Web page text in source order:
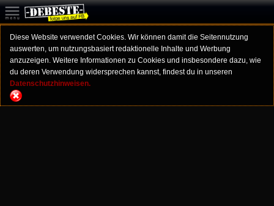
Diese Website verwendet Cookies. Wir können damit die Seitennutzung
auswerten, um nutzungsbasiert redaktionelle Inhalte und Werbung
anzuzeigen. Weitere Informationen zu Cookies und insbesondere dazu, wie
du deren Verwendung widersprechen kannst, findest du in unseren
Datenschutzhinweisen.